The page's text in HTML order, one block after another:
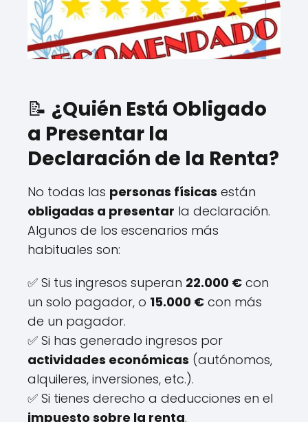
📝 ¿Quién Está Obligado
a Presentar la
Declaración de la Renta?
No todas las personas físicas están
obligadas a presentar la declaración.
Algunos de los escenarios más
habituales son:
✅ Si tus ingresos superan 22.000 € con
un solo pagador, o 15.000 € con más
de un pagador.
✅ Si has generado ingresos por
actividades económicas (autónomos,
alquileres, inversiones, etc.).
✅ Si tienes derecho a deducciones en el
impuesto sobre la renta.